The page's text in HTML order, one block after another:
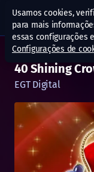
40 Shining
EGT Digital
Usamos cookies,
para mais
essas configurações
Configurações de